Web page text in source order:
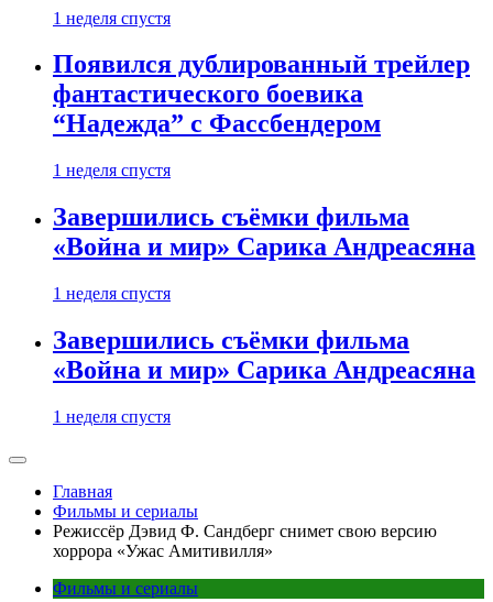
1 неделя спустя
Появился дублированный трейлер
фантастического боевика
“Надежда” с Фассбендером
1 неделя спустя
Завершились съёмки фильма
«Война и мир» Сарика Андреасяна
1 неделя спустя
Завершились съёмки фильма
«Война и мир» Сарика Андреасяна
1 неделя спустя
Главная
Фильмы и сериалы
Режиссёр Дэвид Ф. Сандберг снимет свою версию
хоррора «Ужас Амитивилля»
Фильмы и сериалы